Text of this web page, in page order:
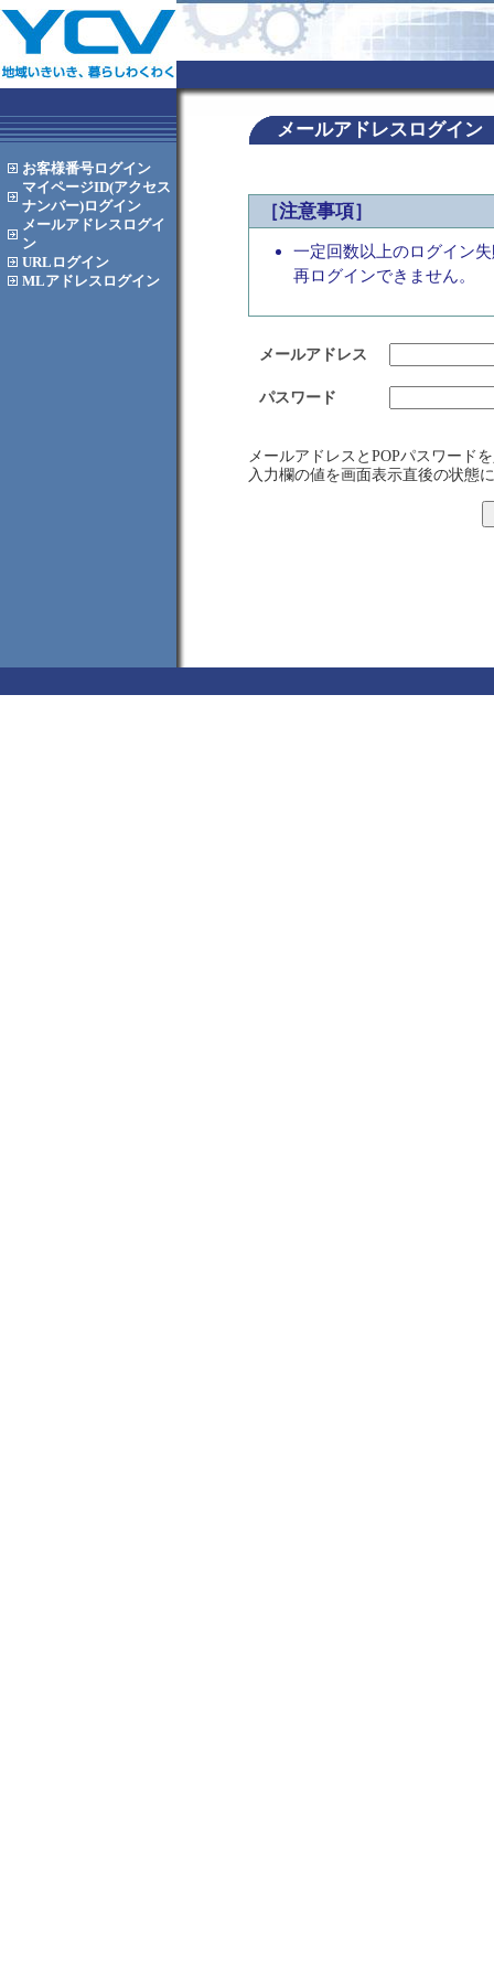
お客様番号ログイン
マイページID(アクセス
ナンバー)ログイン
メールアドレス ログイ
ン
URL ログイン
MLアドレス ログイン
メールアドレスログイン
［注意事項］
一定回数以上のログイン
再ログインできません。
メールアドレス
パスワード
メールアドレスとPOPパスワード
入力欄の値を画面表示直後の状態